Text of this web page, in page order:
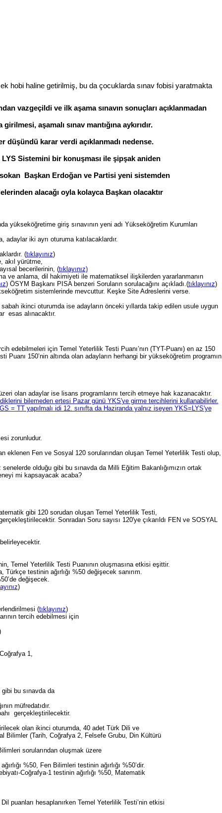
hobi haline getirilmiş, bu da çocuklarda sınav fobisi yaratmakta
vazgeçildi ve ilk aşama sınavın sonuçları açıklanmadan
aşamalı sınav mantığına aykırıdır.
düşündü karar verdi açıklanmadı nedense.
Sistemini bir konuşması ile şipşak aniden
Başkan Erdoğan ve Partisi yeni sistemden
alacağı oyla kolayca Başkan olacaktır
yükseköğretime giriş sınavının yeni adı Yükseköğretim Kurumları
adaylar iki ayrı oturuma katılacaklardır.
(tıklayınız)
akıl yürütme,
becerilerinin, (tıklayınız)
ve anlama, dil hakimiyeti ile matematiksel ilişkilerden yararlanmanın
) ÖSYM Başkanı PISA benzeri Soruların sorulacağını açıkladı.(tıklayınız)
sistemlerinde mevcuttur. Keşke Site Adreslerini verse.
ikinci oturumda ise adayların önceki yıllarda takip edilen usule uygun
esas alınacaktır.
edebilmeleri için Temel Yeterlilik Testi Puanı’nın (TYT-Puanı) en az 150
Puanı 150’nin altında olan adayların herhangi bir yükseköğretim
olan adaylar ise lisans programlarını tercih etmeye hak kazanacaktır.
bilemeden ertesi Pazar günü YKS'ye girme tercihlerini kullanabilirler.
= TT yapılmalı idi 12. sınıfta da Haziranda yalnız iseyen YKS=LYS'ye
zorunludur.
eklenen Fen ve Sosyal 120 sorularından oluşan Temel Yeterlilik Testi olup,
olduğu gibi bu sınavda da Milli Eğitim Bakanlığımızın ortak
mi kapsayacak acaba?
gibi 120 sorudan oluşan Temel Yeterlilik Testi,
Sonradan Soru sayısı 120'ye çıkarıldı FEN ve SOSYAL
Temel Yeterlilik Testi Puanının oluşmasına etkisi eşittir.
testinin ağırlığı %50 değişecek sanırım.
değişecek.
)
(tıklayınız)
tercih edebilmesi için
1,
bu sınavda da
müfredatıdır.
gerçekleştirilecektir.
olan ikinci oturumda, 40 adet Türk Dili ve
Bilimler (Tarih, Coğrafya 2, Felsefe Grubu, Din Kültürü
sorularından oluşmak üzere
%50, Fen Bilimleri testinin ağırlığı %50’dir.
Coğrafya-1 testinin ağırlığı %50, Matematik
puanları hesaplanırken Temel Yeterlilik Testi’nin etkisi